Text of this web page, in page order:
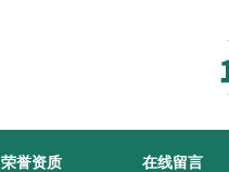
荣誉资质 在线留言